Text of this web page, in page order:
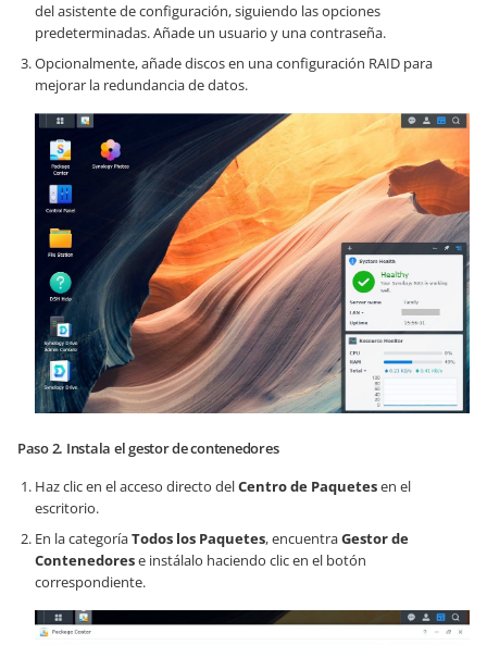
del asistente de configuración, siguiendo las opciones
predeterminadas. Añade un usuario y una contraseña.
Opcionalmente, añade discos en una configuración RAID para
mejorar la redundancia de datos.
Paso 2. Instala el gestor de contenedores
Haz clic en el acceso directo delCentro de Paquetesen el
escritorio.
En la categoríaTodos los Paquetes, encuentraGestor de
Contenedorese instálalo haciendo clic en el botón
correspondiente.